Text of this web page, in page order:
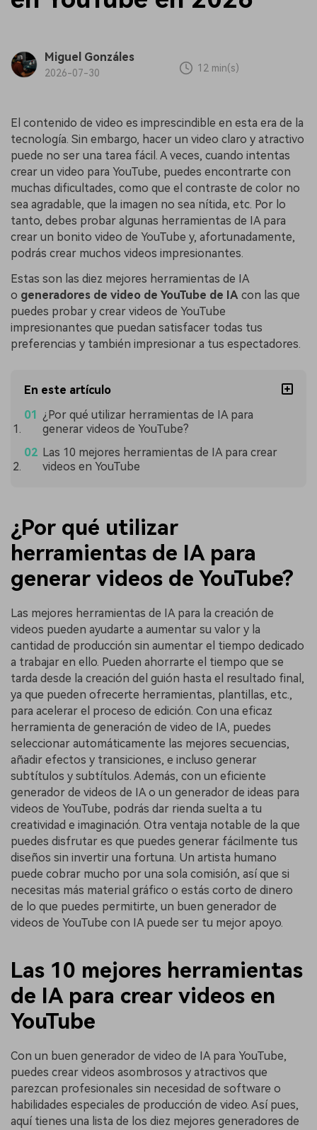
Miguel Gonzáles
2026-07-30 12 min(s)
El contenido de video es imprescindible en esta era de la
tecnología. Sin embargo, hacer un video claro y atractivo
puede no ser una tarea fácil. A veces, cuando intentas
crear un video para YouTube, puedes encontrarte con
muchas dificultades, como que el contraste de color no
sea agradable, que la imagen no sea nítida, etc. Por lo
tanto, debes probar algunas herramientas de IA para
crear un bonito video de YouTube y, afortunadamente,
podrás crear muchos videos impresionantes.
Estas son las diez mejores herramientas de IA
o generadores de video de YouTube de IA con las que
puedes probar y crear videos de YouTube
impresionantes que puedan satisfacer todas tus
preferencias y también impresionar a tus espectadores.
En este artículo
¿Por qué utilizar herramientas de IA para
generar videos de YouTube?
Las 10 mejores herramientas de IA para crear
videos en YouTube
¿Por qué utilizar
herramientas de IA para
generar videos de YouTube?
Las mejores herramientas de IA para la creación de
videos pueden ayudarte a aumentar su valor y la
cantidad de producción sin aumentar el tiempo dedicado
a trabajar en ello. Pueden ahorrarte el tiempo que se
tarda desde la creación del guión hasta el resultado final,
ya que pueden ofrecerte herramientas, plantillas, etc.,
para acelerar el proceso de edición. Con una eficaz
herramienta de generación de video de IA, puedes
seleccionar automáticamente las mejores secuencias,
añadir efectos y transiciones, e incluso generar
subtítulos y subtítulos. Además, con un eficiente
generador de videos de IA o un generador de ideas para
videos de YouTube, podrás dar rienda suelta a tu
creatividad e imaginación. Otra ventaja notable de la que
puedes disfrutar es que puedes generar fácilmente tus
diseños sin invertir una fortuna. Un artista humano
puede cobrar mucho por una sola comisión, así que si
necesitas más material gráfico o estás corto de dinero
de lo que puedes permitirte, un buen generador de
videos de YouTube con IA puede ser tu mejor apoyo.
Las 10 mejores herramientas
de IA para crear videos en
YouTube
Con un buen generador de video de IA para YouTube,
puedes crear videos asombrosos y atractivos que
parezcan profesionales sin necesidad de software o
habilidades especiales de producción de video. Así pues,
aquí tienes una lista de los diez mejores generadores de